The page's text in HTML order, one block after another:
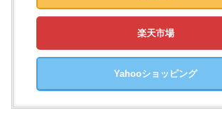
楽天市場
Yahooショッピング